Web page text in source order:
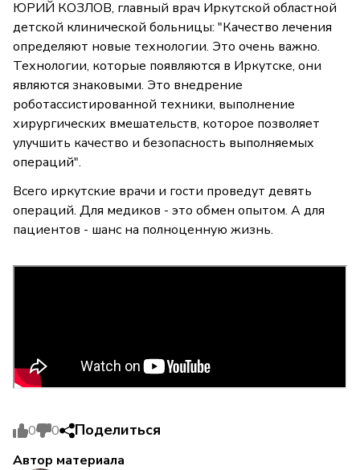
ЮРИЙ КОЗЛОВ, главный врач Иркутской областной
детской клинической больницы: "Качество лечения
определяют новые технологии. Это очень важно.
Технологии, которые появляются в Иркутске, они
являются знаковыми. Это внедрение
роботассистированной техники, выполнение
хирургических вмешательств, которое позволяет
улучшить качество и безопасность выполняемых
операций".
Всего иркутские врачи и гости проведут девять
операций. Для медиков - это обмен опытом. А для
пациентов - шанс на полноценную жизнь.
0 0 Поделиться
Автор материала